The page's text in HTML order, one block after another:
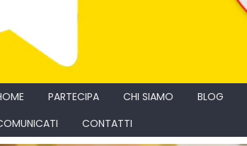
PARTECIPA CHI SIAMO BLOG
CONTATTI